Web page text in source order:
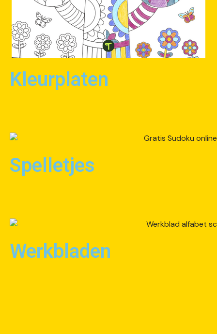
Kleurplaten
Spelletjes
Werkbladen